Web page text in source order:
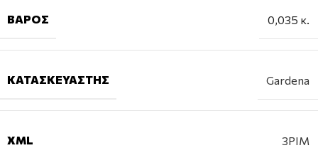
ΒΆΡΟΣ
0,035 κ.
ΚΑΤΑΣΚΕΥΑΣΤΉΣ Gardena
XML 3PIM